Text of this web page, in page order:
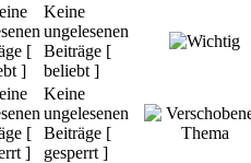
Keine
ungelesenen
Beiträge [
beliebt ]
Keine
ungelesenen
Beiträge [
gesperrt ]